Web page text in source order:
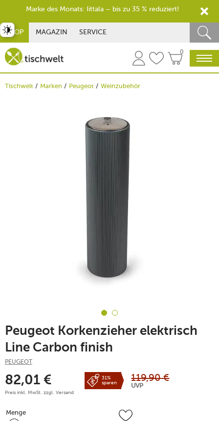
SHOP MAGAZIN SERVICE
0
Tischwelt Marken Peugeot Weinzubehör
Peugeot Korkenzieher elektrisch
Line Carbon finish
PEUGEOT
82,01 €
Preis inkl. MwSt. zzgl. Versand
31%
sparen
119,90 €
UVP
Menge
Menge
umschalten
Marke des Monats: Iittala – bis zu 35 % reduziert!